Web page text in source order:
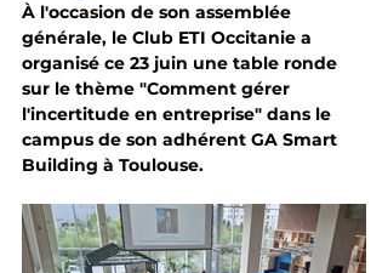
À l'occasion de son assemblée
générale, le Club ETI Occitanie a
organisé ce 23 juin une table ronde
sur le thème "Comment gérer
l'incertitude en entreprise" dans le
campus de son adhérent GA Smart
Building à Toulouse.